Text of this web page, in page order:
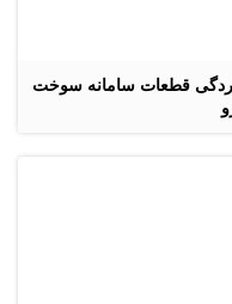
خوردگی قطعات سامانه سوخت